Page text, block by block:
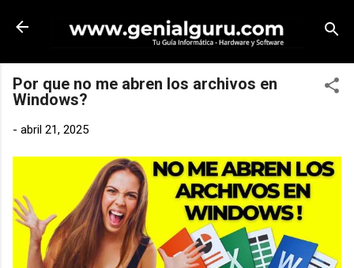
Ir al contenido principal
Por que no me abren los archivos en
Windows?
- abril 21, 2025